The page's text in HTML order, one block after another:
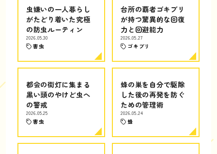
虫嫌いの一人暮らし
がたどり着いた究極
の防虫ルーティン
2026.05.30
害虫
台所の覇者ゴキブリ
が持つ驚異的な回復
力と回避能力
2026.05.27
ゴキブリ
都会の街灯に集まる
黒い頭のやけど虫へ
の警戒
2026.05.25
害虫
蜂の巣を自分で駆除
した後の再発を防ぐ
ための管理術
2026.05.24
蜂